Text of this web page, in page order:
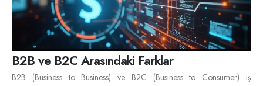
B2B ve B2C Arasındaki Farklar
B2B (Business to Business) ve B2C (Business to Consumer) iş